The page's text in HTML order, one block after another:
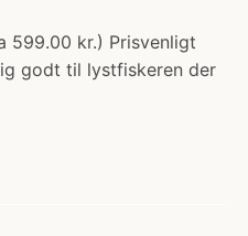
599.00 kr.) Prisvenligt
godt til lystfiskeren der